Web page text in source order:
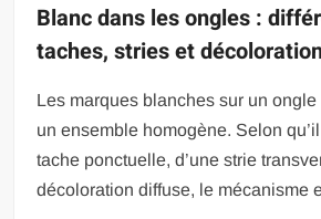
Blanc dans les ongles :
taches, stries et
Les marques blanches sur un
un ensemble homogène. Selon qu’il
tache ponctuelle, d’une strie
décoloration diffuse, le mécanisme